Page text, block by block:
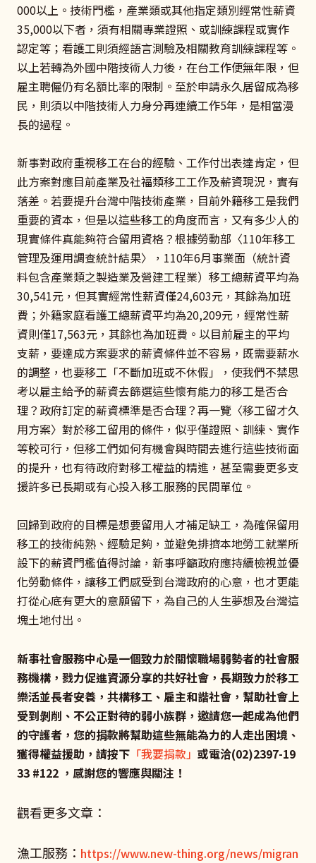
000以上。技術門檻，產業類或其他指定類別經常性薪資
35,000以下者，須有相關專業證照、或訓練課程或實作
認定等；看護工則須經語言測驗及相關教育訓練課程等。
以上若轉為外國中階技術人力後，在台工作便無年限，但
雇主聘僱仍有名額比率的限制。至於申請永久居留成為移
民，則須以中階技術人力身分再連續工作5年，是相當漫
長的過程。
新事對政府重視移工在台的經驗、工作付出表達肯定，但
此方案對應目前產業及社福類移工工作及薪資現況，實有
落差。若要提升台灣中階技術產業，目前外籍移工是我們
重要的資本，但是以這些移工的角度而言，又有多少人的
現實條件真能夠符合留用資格？根據勞動部〈110年移工
管理及運用調查統計結果〉，110年6月事業面（統計資
料包含產業類之製造業及營建工程業）移工總薪資平均為
30,541元，但其實經常性薪資僅24,603元，其餘為加班
費；外籍家庭看護工總薪資平均為20,209元，經常性薪
資則僅17,563元，其餘也為加班費。以目前雇主的平均
支薪，要達成方案要求的薪資條件並不容易，既需要薪水
的調整，也要移工「不斷加班或不休假」，使我們不禁思
考以雇主給予的薪資去篩選這些懷有能力的移工是否合
理？政府訂定的薪資標準是否合理？再一覽〈移工留才久
用方案〉對於移工留用的條件，似乎僅證照、訓練、實作
等較可行，但移工們如何有機會與時間去進行這些技術面
的提升，也有待政府對移工權益的精進，甚至需要更多支
援許多已長期或有心投入移工服務的民間單位。
回歸到政府的目標是想要留用人才補足缺工，為確保留用
移工的技術純熟、經驗足夠，並避免排擠本地勞工就業所
設下的薪資門檻值得討論，新事呼籲政府應持續檢視並優
化勞動條件，讓移工們感受到台灣政府的心意，也才更能
打從心底有更大的意願留下，為自己的人生夢想及台灣這
塊土地付出。
新事社會服務中心是一個致力於關懷職場弱勢者的社會服
務機構，戮力促進資源分享的共好社會，長期致力於移工
樂活並長者安養，共構移工、雇主和諧社會，幫助社會上
受到剝削、不公正對待的弱小族群，邀請您一起成為他們
的守護者，您的捐款將幫助這些無能為力的人走出困境、
獲得權益援助，請按下 「我要捐款」 或電洽(02)2397-19
33 #122 ，感謝您的響應與關注！
觀看更多文章：
漁工服務： https://www.new-thing.org/news/migran